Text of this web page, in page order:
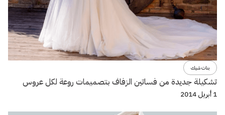
بنات شيك
تشكيلة جديدة من فساتين الزفاف بتصميمات روعة لكل عروس
1 أبريل 2014